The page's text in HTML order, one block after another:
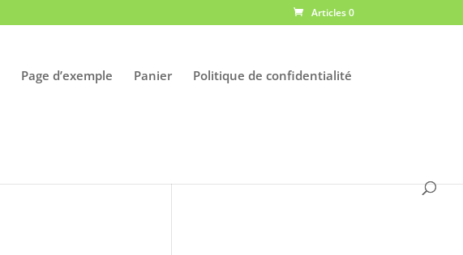
Articles 0
Page d’exemple Panier Politique de confidentialité